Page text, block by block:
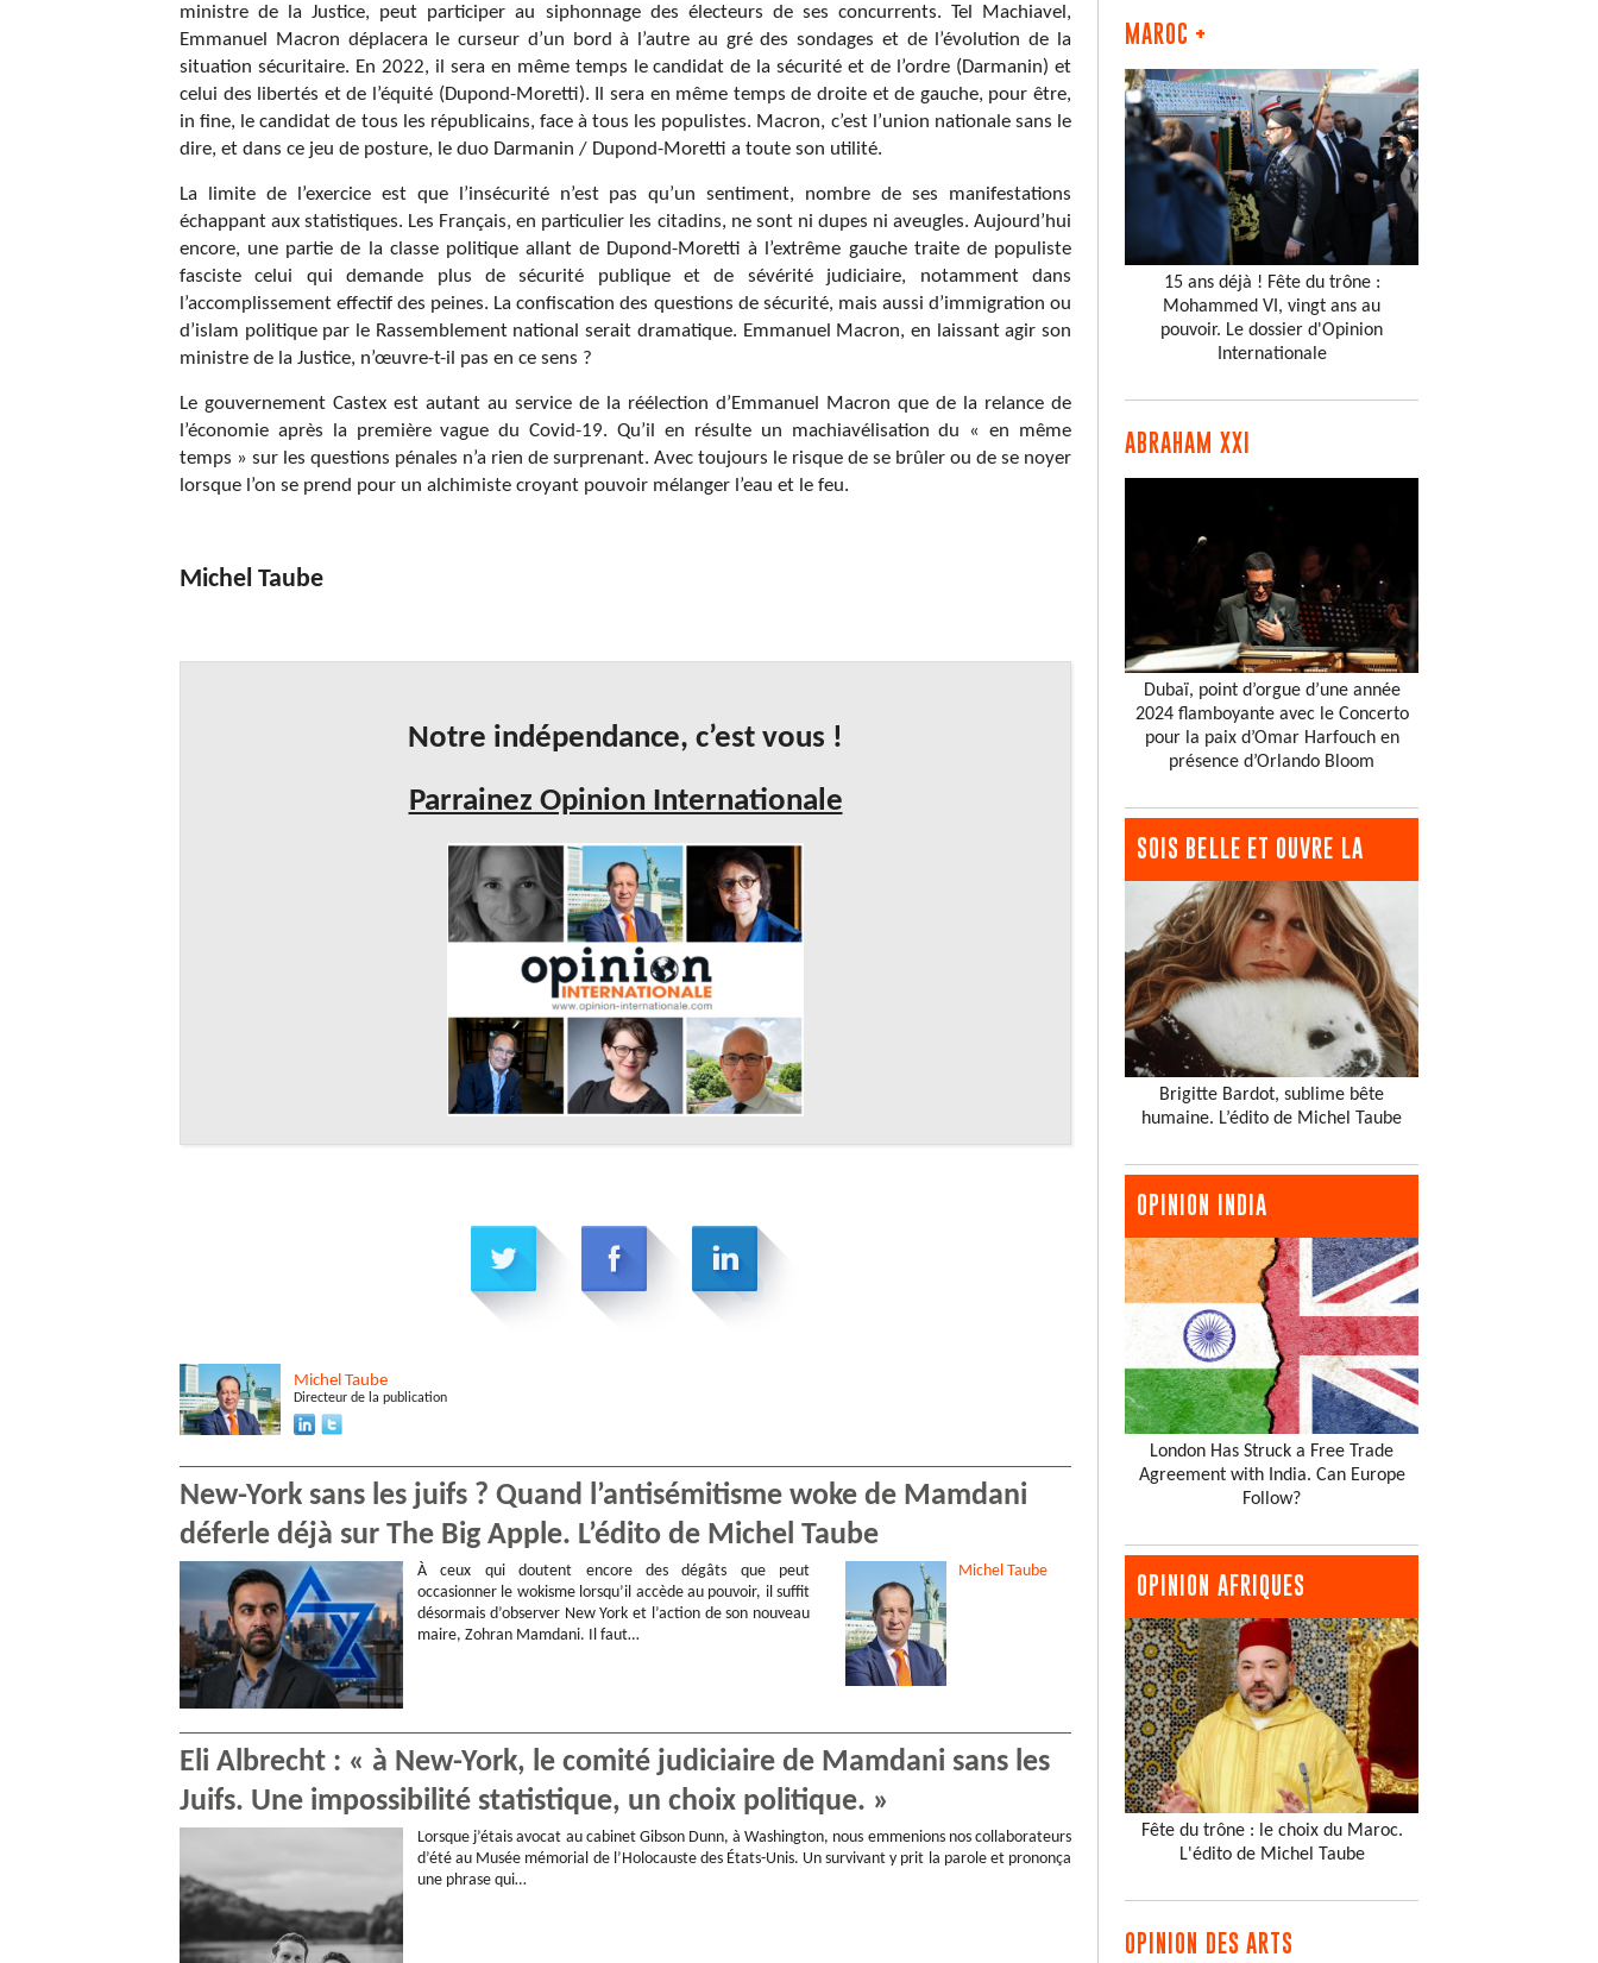
ministre de la Justice, peut participer au siphonnage des électeurs de ses concurrents. Tel Machiavel,
Emmanuel Macron déplacera le curseur d’un bord à l’autre au gré des sondages et de l’évolution de la
situation sécuritaire. En 2022, il sera en même temps le candidat de la sécurité et de l’ordre (Darmanin) et
celui des libertés et de l’équité (Dupond-Moretti). Il sera en même temps de droite et de gauche, pour être,
in fine, le candidat de tous les républicains, face à tous les populistes. Macron, c’est l’union nationale sans le
dire, et dans ce jeu de posture, le duo Darmanin / Dupond-Moretti a toute son utilité.
La limite de l’exercice est que l’insécurité n’est pas qu’un sentiment, nombre de ses manifestations
échappant aux statistiques. Les Français, en particulier les citadins, ne sont ni dupes ni aveugles. Aujourd’hui
encore, une partie de la classe politique allant de Dupond-Moretti à l’extrême gauche traite de populiste
fasciste celui qui demande plus de sécurité publique et de sévérité judiciaire, notamment dans
l’accomplissement effectif des peines. La confiscation des questions de sécurité, mais aussi d’immigration ou
d’islam politique par le Rassemblement national serait dramatique. Emmanuel Macron, en laissant agir son
ministre de la Justice, n’œuvre-t-il pas en ce sens ?
Le gouvernement Castex est autant au service de la réélection d’Emmanuel Macron que de la relance de
l’économie après la première vague du Covid-19. Qu’il en résulte un machiavélisation du « en même
temps » sur les questions pénales n’a rien de surprenant. Avec toujours le risque de se brûler ou de se noyer
lorsque l’on se prend pour un alchimiste croyant pouvoir mélanger l’eau et le feu.
Michel Taube
Notre indépendance, c’est vous !
Parrainez Opinion Internationale
Michel Taube
Directeur de la publication
New-York sans les juifs ? Quand l’antisémitisme woke de Mamdani
déferle déjà sur The Big Apple. L’édito de Michel Taube
À ceux qui doutent encore des dégâts que peut
occasionner le wokisme lorsqu’il accède au pouvoir, il suffit
désormais d’observer New York et l’action de son nouveau
maire, Zohran Mamdani. Il faut…
Michel Taube
Eli Albrecht : « à New-York, le comité judiciaire de Mamdani sans les
Juifs. Une impossibilité statistique, un choix politique. »
Lorsque j’étais avocat au cabinet Gibson Dunn, à Washington, nous emmenions nos collaborateurs
d’été au Musée mémorial de l’Holocauste des États-Unis. Un survivant y prit la parole et prononça
une phrase qui…
MAROC +
15 ans déjà ! Fête du trône :
Mohammed VI, vingt ans au
pouvoir. Le dossier d'Opinion
Internationale
ABRAHAM XXI
Dubaï, point d’orgue d’une année
2024 flamboyante avec le Concerto
pour la paix d’Omar Harfouch en
présence d’Orlando Bloom
SOIS BELLE ET OUVRE LA
Brigitte Bardot, sublime bête
humaine. L’édito de Michel Taube
OPINION INDIA
London Has Struck a Free Trade
Agreement with India. Can Europe
Follow?
OPINION AFRIQUES
Fête du trône : le choix du Maroc.
L'édito de Michel Taube
OPINION DES ARTS